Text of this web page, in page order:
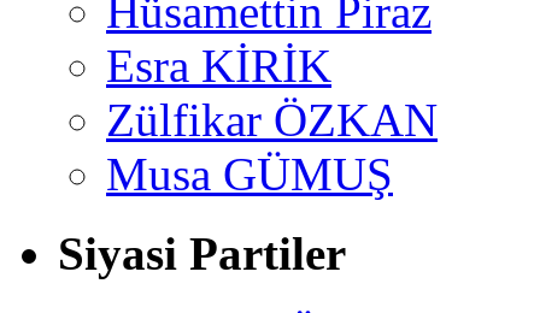
Hüsamettin Piraz
Esra KİRİK
Zülfikar ÖZKAN
Musa GÜMUŞ
Siyasi Partiler